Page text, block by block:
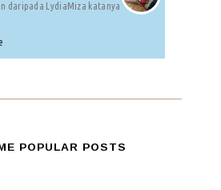
daripada LydiaMiza katanya
POPULAR POSTS